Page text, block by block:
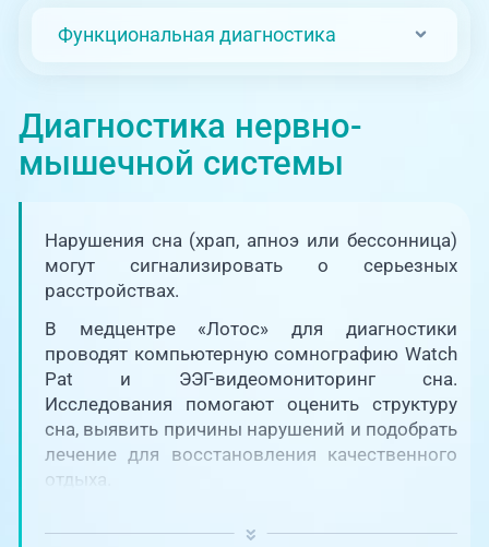
Отзывы
О клинике
Блог врачей
Новости
Пациентам
PreventAGE
Медицина на дому
Телемедицина
+7 (351) 220-00-03
Единая справочная служба,
запись на прием
+7 (351) 220-03-03
Центр амбулаторной
онкологической помощи
+7 (7142) 927-003
Справочный телефон для
жителей Казахстана
Функциональная диагностика
Диагностика нервно-
мышечной системы
Нарушения сна (храп, апноэ или бессонница)
могут сигнализировать о серьезных
расстройствах.
В медцентре «Лотос» для диагностики
проводят компьютерную сомнографию Watch
Pat и ЭЭГ-видеомониторинг сна.
Исследования помогают оценить структуру
сна, выявить причины нарушений и подобрать
лечение для восстановления качественного
отдыха.